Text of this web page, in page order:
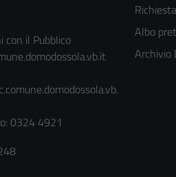
con il Pubblico
0324 4921
Albo
Archivio